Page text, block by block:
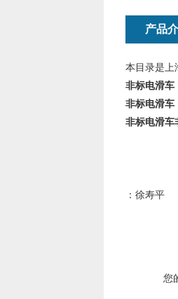
产品
本目录是上
非标电滑车
非标电滑车
非标电滑车
：徐寿平
您